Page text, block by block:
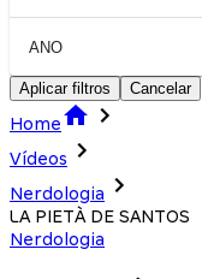
ANO
Aplicar filtros Cancelar
Home
Vídeos
Nerdologia
LA PIETÀ DE SANTOS
Nerdologia